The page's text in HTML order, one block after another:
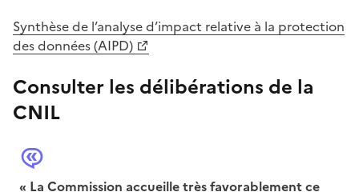
Synthèse de l’analyse d’impact relative à la protection
des données (AIPD)
Consulter les délibérations de la
CNIL
« La Commission accueille très favorablement ce